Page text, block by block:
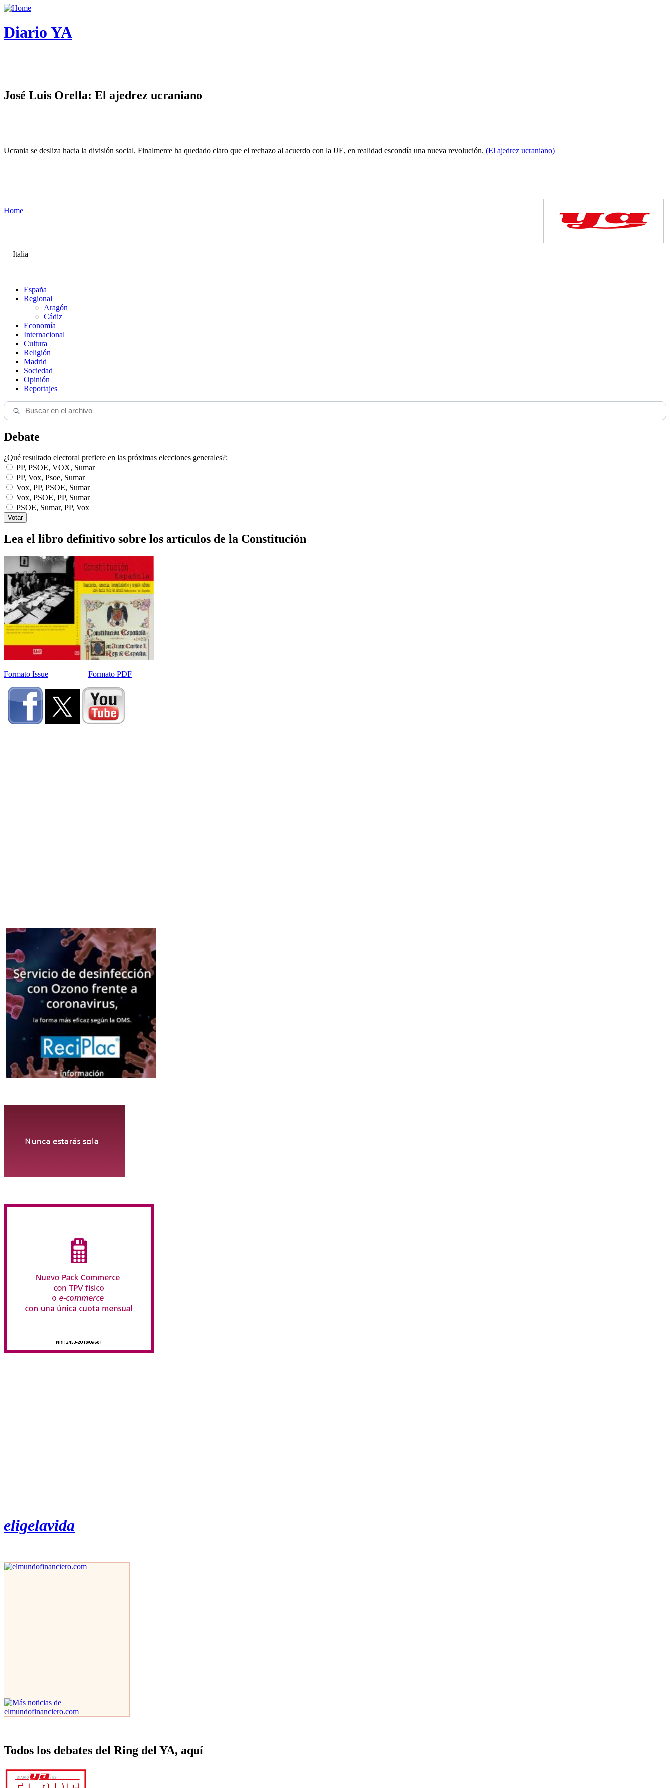
Diario YA
José Luis Orella: El ajedrez ucraniano
Ucrania se desliza hacia la división social. Finalmente ha quedado claro que el rechazo al acuerdo con la UE, en realidad escondía una nueva revolución. (El ajedrez ucraniano)
Home
Italia
España
Regional
Aragón
Cádiz
Economía
Internacional
Cultura
Religión
Madrid
Sociedad
Opinión
Reportajes
Debate
¿Qué resultado electoral prefiere en las próximas elecciones generales?:
PP, PSOE, VOX, Sumar
PP, Vox, Psoe, Sumar
Vox, PP, PSOE, Sumar
Vox, PSOE, PP, Sumar
PSOE, Sumar, PP, Vox
Lea el libro definitivo sobre los artículos de la Constitución
Formato Issue Formato PDF
eligelavida
Todos los debates del Ring del YA, aquí